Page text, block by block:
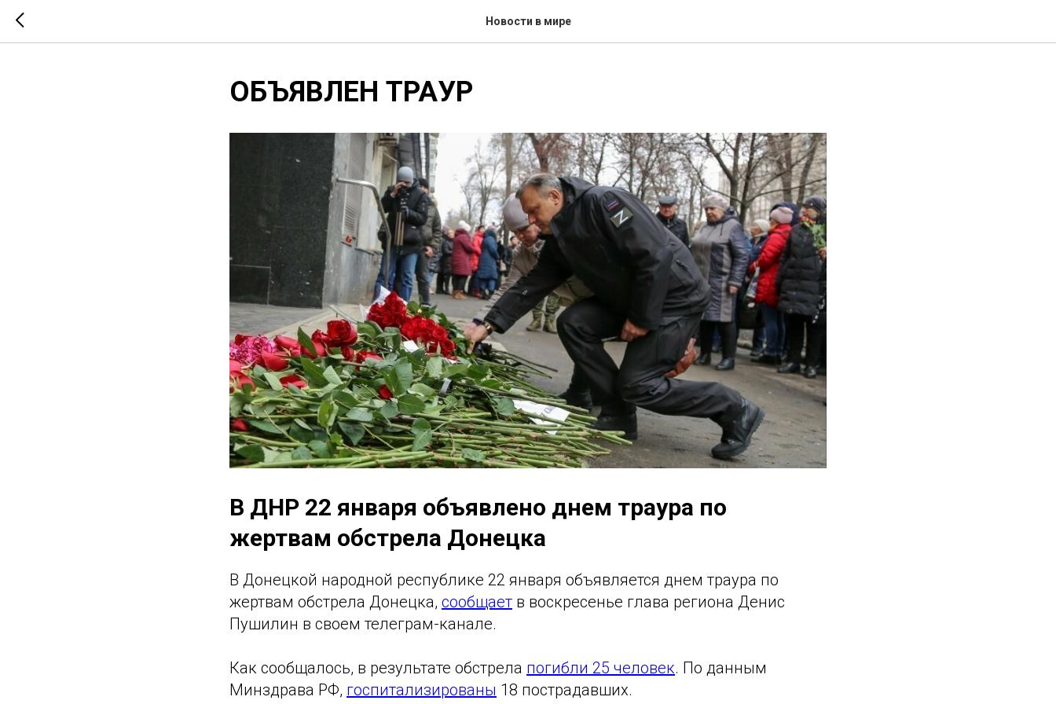
Новости в мире
ОБЪЯВЛЕН ТРАУР
В ДНР 22 января объявлено днем траура по
жертвам обстрела Донецка
В Донецкой народной республике 22 января объявляется днем траура по
жертвам обстрела Донецка, сообщает в воскресенье глава региона Денис
Пушилин в своем телеграм-канале.
Как сообщалось, в результате обстрела погибли 25 человек. По данным
Минздрава РФ, госпитализированы 18 пострадавших.